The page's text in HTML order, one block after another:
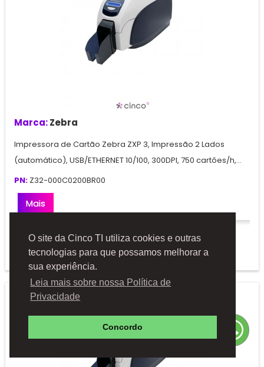
O site da Cinco TI utiliza cookies e outras
tecnologias para que possamos melhorar a
sua experiência.
Leia mais sobre nossa Política de
Privacidade
Concordo
Marca:Zebra
Impressora de Cartão Zebra ZXP 3, Impressão 2 Lados
(automático), USB/ETHERNET 10/100, 300DPI, 750 cartões/h,...
PN: Z32-000C0200BR00
Mais
Solicitar Orçamento
Adicionar à comparação